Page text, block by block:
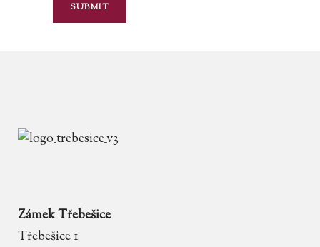
Zámek Třebešice
Třebešice 1